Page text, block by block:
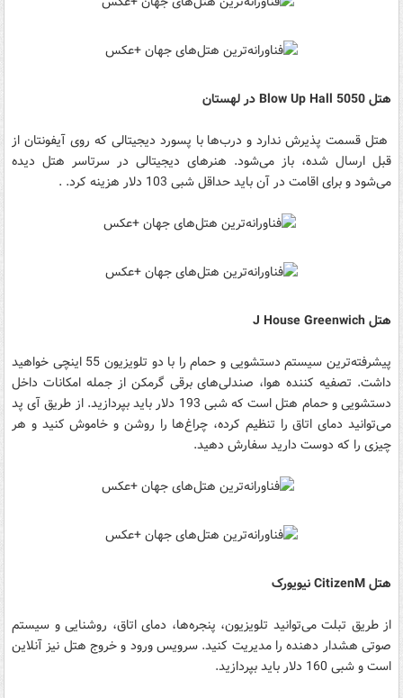
هتل Blow Up Hall 5050 در لهستان
هتل قسمت پذیرش ندارد و درب‌ها با پسورد دیجیتالی که روی آیفونتان از
قبل ارسال شده، باز می‌شود. هنرهای دیجیتالی در سرتاسر هتل دیده
می‌شود و برای اقامت در آن باید حداقل شبی 103 دلار هزینه کرد. .
هتل J House Greenwich
پیشرفته‌ترین سیستم دستشویی و حمام را با دو تلویزیون 55 اینچی خواهید
داشت. تصفیه کننده هوا، صندلی‌های برقی گرمکن از جمله امکانات داخل
دستشویی و حمام هتل است که شبی 193 دلار باید بپردازید. از طریق آی پد
می‌توانید دمای اتاق را تنظیم کرده، چراغ‌ها را روشن و خاموش کنید و هر
چیزی را که دوست دارید سفارش دهید.
هتل CitizenM نیویورک
از طریق تبلت می‌توانید تلویزیون، پنجره‌ها، دمای اتاق، روشنایی و سیستم
صوتی هشدار دهنده را مدیریت کنید. سرویس ورود و خروج هتل نیز آنلاین
است و شبی 160 دلار باید بپردازید.